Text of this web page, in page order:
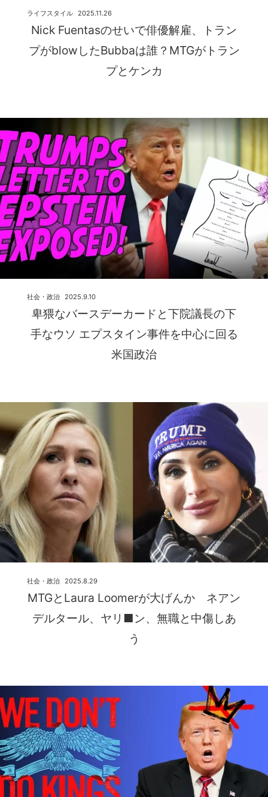
Nick Fuentasのせいで俳優解雇、トラン
プがblowしたBubbaは誰？MTGがトラン
プとケンカ
2025.11.26
ライフスタイル
卑猥なバースデーカードと下院議長の下
手なウソ エプスタイン事件を中心に回る
米国政治
2025.9.10
社会・政治
MTGとLaura Loomerが大げんか ネアン
デルタール、ヤリ■ン、無職と中傷しあ
う
2025.8.29
社会・政治